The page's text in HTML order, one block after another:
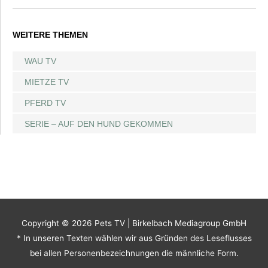
WEITERE THEMEN
WAU TV
MIETZE TV
PFERD TV
SERIE – AUF DEN HUND GEKOMMEN
Copyright © 2026 Pets TV | Birkelbach Mediagroup GmbH
* In unseren Texten wählen wir aus Gründen des Leseflusses
bei allen Personenbezeichnungen die männliche Form.